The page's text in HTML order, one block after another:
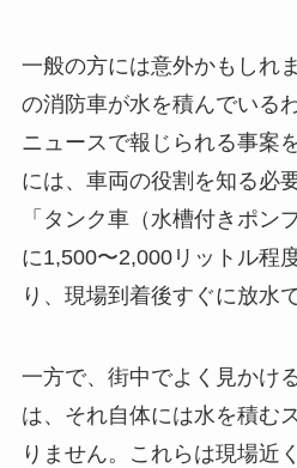
一般の方には意外かもしれ
の消防車が水を積んでいる
ニュースで報じられる事案
には、車両の役割を知る必
「タンク車（水槽付きポン
に1,500〜2,000リットル程
り、現場到着後すぐに放水
一方で、街中でよく見かけ
は、それ自体には水を積む
りません。これらは現場近